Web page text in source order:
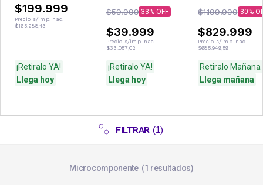
$199.999
Precio s/imp. nac.
$165.288,43
¡Retiralo YA!
Llega hoy
Negro
$59.999 33
$39.999
Precio s/imp. nac.
$33.057,02
¡Retiralo YA!
Llega hoy
$1.199.999 30
$829.999
Precio s/imp. nac.
$685.949,59
Retiralo Mañana
Llega mañana
FILTRAR (1)
Microcomponente 1 resultados